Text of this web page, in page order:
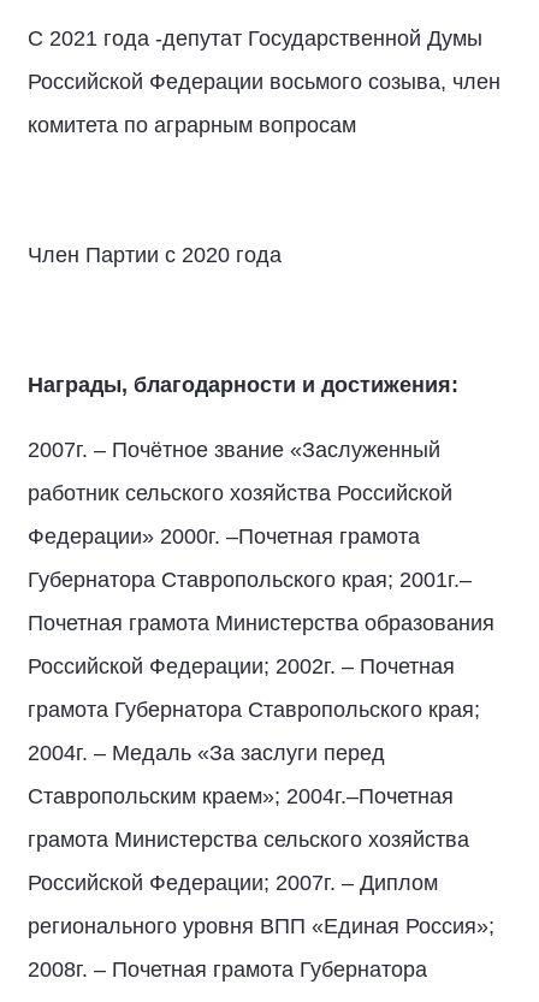
С 2021 года -депутат Государственной Думы
Российской Федерации восьмого созыва, член
комитета по аграрным вопросам
Член Партии с 2020 года
Награды, благодарности и достижения:
2007г. – Почётное звание «Заслуженный
работник сельского хозяйства Российской
Федерации» 2000г. –Почетная грамота
Губернатора Ставропольского края; 2001г.–
Почетная грамота Министерства образования
Российской Федерации; 2002г. – Почетная
грамота Губернатора Ставропольского края;
2004г. – Медаль «За заслуги перед
Ставропольским краем»; 2004г.–Почетная
грамота Министерства сельского хозяйства
Российской Федерации; 2007г. – Диплом
регионального уровня ВПП «Единая Россия»;
2008г. – Почетная грамота Губернатора